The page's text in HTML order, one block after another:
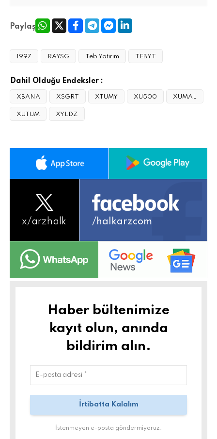
Paylaş
1997 RAYSG Teb Yatırım TEBYT
Dahil Olduğu Endeksler :
XBANA XSGRT XTUMY XU500 XUMAL
XUTUM XYLDZ
x/arzhalk /halkarzcom
Haber bültenimize
kayıt olun, anında
bildirim alın.
İstenmeyen e-posta göndermiyoruz.